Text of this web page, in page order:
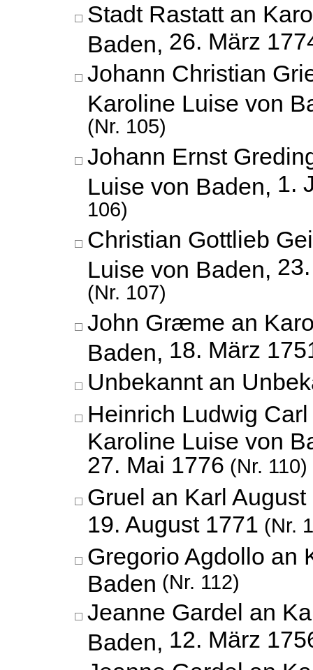
Stadt Rastatt an
Baden, 26. März
Johann Christian
Karoline Luise von
(Nr. 105)
Johann Ernst
Luise von Baden, 1.
106)
Christian Gottlieb
Luise von Baden,
(Nr. 107)
John Græme an
Baden, 18. März
Unbekannt an
Heinrich Ludwig
Karoline Luise von
27. Mai 1776 (Nr. 110)
Gruel an Karl
19. August 1771 (Nr.
Gregorio Agdollo an
Baden (Nr. 112)
Jeanne Gardel an
Baden, 12. März